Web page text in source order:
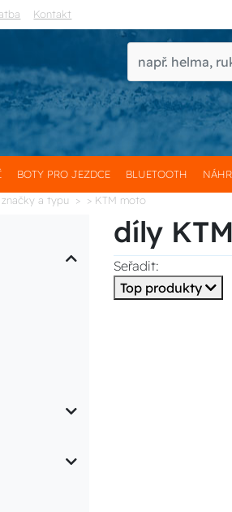
Kontakt
BOTY PRO JEZDCE BLUETOOTH
značky a typu > KTM moto
díly
Seřadit:
Top produkty